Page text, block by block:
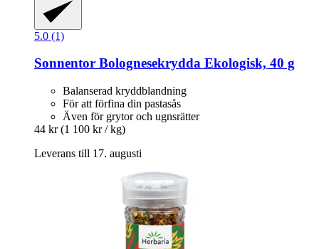
5.0 (1)
Sonnentor Bolognesekrydda Ekologisk, 40 g
Balanserad kryddblandning
För att förfina din pastasås
Även för grytor och ugnsrätter
44 kr (1 100 kr / kg)
Leverans till 17. augusti